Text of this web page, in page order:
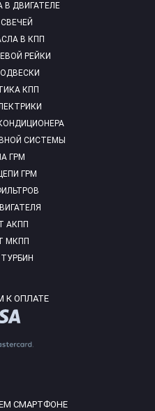
В ДВИГАТЕЛЕ
В КПП
РЕЙКИ
КПП
СИСТЕМЫ
ГРМ
ГРМ
АКПП
МКПП
К ОПЛАТЕ
СМАРТФОНЕ